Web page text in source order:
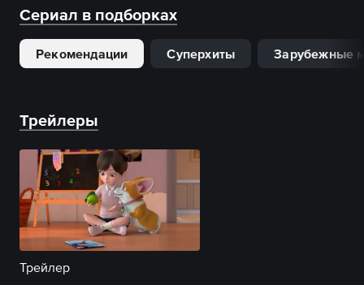
Сериал в подборках
Рекомендации Суперхиты Зарубежные
Трейлеры
Трейлер